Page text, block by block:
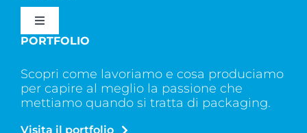
Toggle
Navigation
SERVIZI
PORTFOLIO
Scopri come lavoriamo e cosa produciamo
per capire al meglio la passione che
mettiamo quando si tratta di packaging.
Visita il portfolio